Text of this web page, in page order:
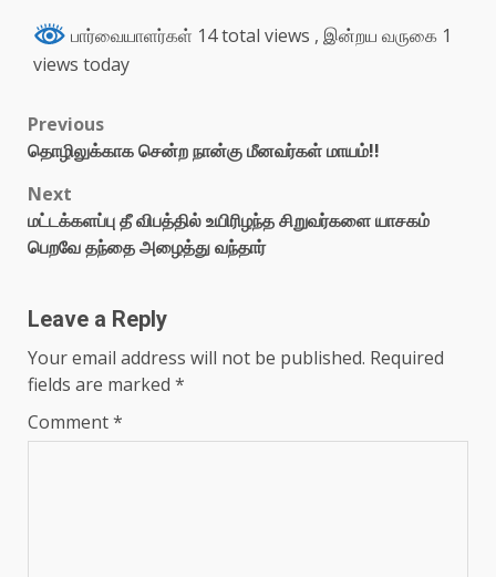
பார்வையாளர்கள் 14 total views , இன்றய வருகை 1
views today
Previous
தொழிலுக்காக சென்ற நான்கு மீனவர்கள் மாயம்!!
Next
மட்டக்களப்பு தீ விபத்தில் உயிரிழந்த சிறுவர்களை யாசகம்
பெறவே தந்தை அழைத்து வந்தார்
Leave a Reply
Your email address will not be published. Required
fields are marked *
Comment*